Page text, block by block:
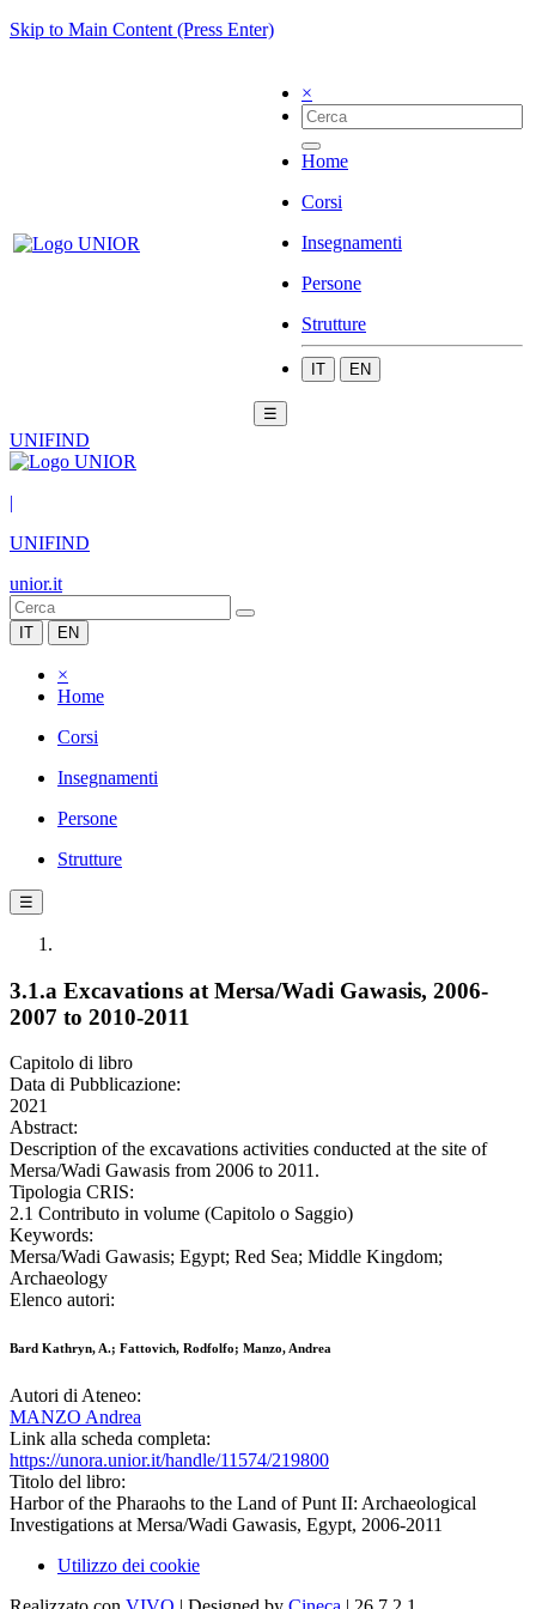
Skip to Main Content (Press Enter)
×
Home
Corsi
Insegnamenti
Persone
Strutture
IT EN
☰
UNIFIND
|
UNIFIND
unior.it
IT EN
×
Home
Corsi
Insegnamenti
Persone
Strutture
☰
3.1.a Excavations at Mersa/Wadi Gawasis, 2006-
2007 to 2010-2011
Capitolo di libro
Data di Pubblicazione:
2021
Abstract:
Description of the excavations activities conducted at the site of
Mersa/Wadi Gawasis from 2006 to 2011.
Tipologia CRIS:
2.1 Contributo in volume (Capitolo o Saggio)
Keywords:
Mersa/Wadi Gawasis; Egypt; Red Sea; Middle Kingdom;
Archaeology
Elenco autori:
Bard Kathryn, A.; Fattovich, Rodfolfo; Manzo, Andrea
Autori di Ateneo:
MANZO Andrea
Link alla scheda completa:
https://unora.unior.it/handle/11574/219800
Titolo del libro:
Harbor of the Pharaohs to the Land of Punt II: Archaeological
Investigations at Mersa/Wadi Gawasis, Egypt, 2006-2011
Utilizzo dei cookie